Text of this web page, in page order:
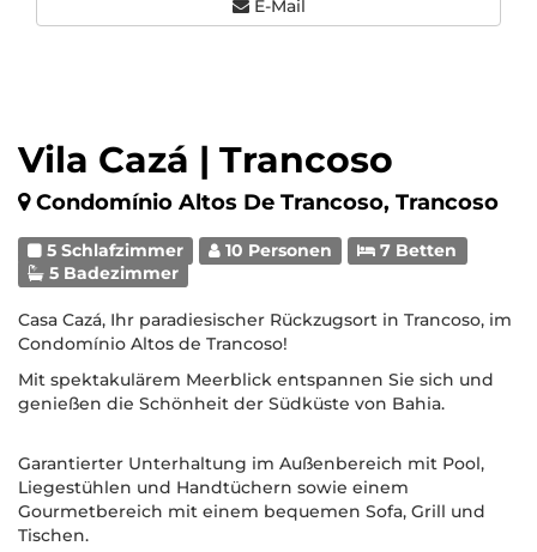
Vila Cazá | Trancoso
Condomínio Altos De Trancoso, Trancoso
5 Schlafzimmer 10 Personen
7 Betten
5 Badezimmer
Casa Cazá, Ihr paradiesischer Rückzugsort in Trancoso, im
Condomínio Altos de Trancoso!
Mit spektakulärem Meerblick entspannen Sie sich und
genießen die Schönheit der Südküste von Bahia.
Garantierter Unterhaltung im Außenbereich mit Pool,
Liegestühlen und Handtüchern sowie einem
Gourmetbereich mit einem bequemen Sofa, Grill und
Tischen.
E-Mail